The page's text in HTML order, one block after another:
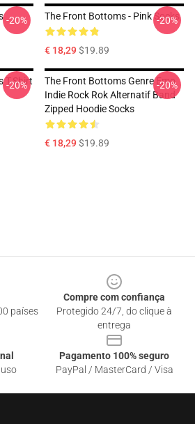
-20% The Front Bottoms - Pink Socks
€ 18,29$19.89
-20%
T-Shirt
-20%
The Front Bottoms Genre Emo
Indie Rock Rok Alternatif Band
Zipped Hoodie Socks
€ 18,29$19.89
-20%
países
Compre com confiança
Protegido 24/7, do clique à
entrega
Pagamento 100% seguro
PayPal / MasterCard / Visa